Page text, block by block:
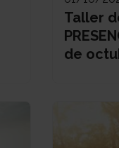
Taller
de